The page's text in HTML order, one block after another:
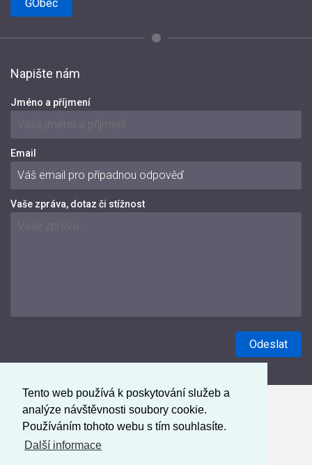
Tento web používá k poskytování služeb a
analýze návštěvnosti soubory cookie.
Používáním tohoto webu s tím souhlasíte.
Další informace
GObec
Napište nám
Jméno a příjmení
Email
Vaše zpráva, dotaz či stížnost